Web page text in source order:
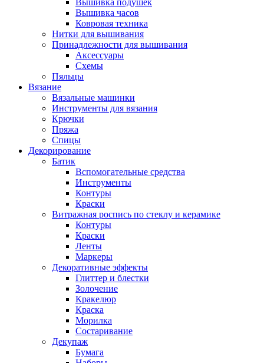
Вышивка подушек
Вышивка часов
Ковровая техника
Нитки для вышивания
Принадлежности для вышивания
Аксессуары
Схемы
Пяльцы
Вязание
Вязальные машинки
Инструменты для вязания
Крючки
Пряжа
Спицы
Декорирование
Батик
Вспомогательные средства
Инструменты
Контуры
Краски
Витражная роспись по стеклу и керамике
Контуры
Краски
Ленты
Маркеры
Декоративные эффекты
Глиттер и блестки
Золочение
Кракелюр
Краска
Морилка
Состаривание
Декупаж
Бумага